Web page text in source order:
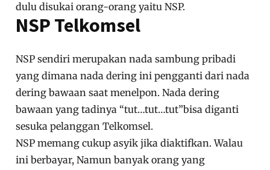
dulu disukai orang-orang yaitu NSP.
NSP Telkomsel
NSP sendiri merupakan nada sambung pribadi
yang dimana nada dering ini pengganti dari nada
dering bawaan saat menelpon. Nada dering
bawaan yang tadinya “tut…tut…tut”bisa diganti
sesuka pelanggan Telkomsel.
NSP memang cukup asyik jika diaktifkan. Walau
ini berbayar, Namun banyak orang yang